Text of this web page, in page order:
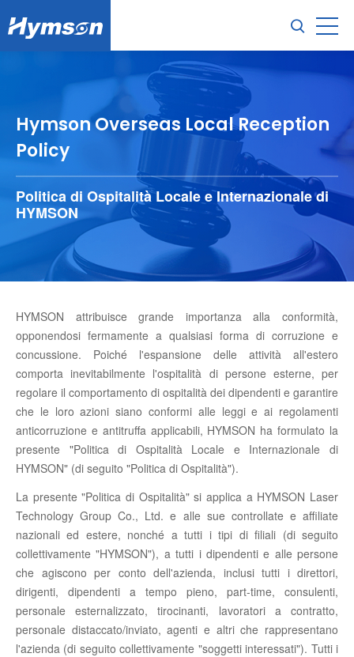
Hymson Overseas Local Reception
Policy
Politica di Ospitalità Locale e Internazionale di
HYMSON
HYMSON attribuisce grande importanza alla conformità,
opponendosi fermamente a qualsiasi forma di corruzione e
concussione. Poiché l'espansione delle attività all'estero
comporta inevitabilmente l'ospitalità di persone esterne, per
regolare il comportamento di ospitalità dei dipendenti e garantire
che le loro azioni siano conformi alle leggi e ai regolamenti
anticorruzione e antitruffa applicabili, HYMSON ha formulato la
presente "Politica di Ospitalità Locale e Internazionale di
HYMSON" (di seguito "Politica di Ospitalità").
La presente "Politica di Ospitalità" si applica a HYMSON Laser
Technology Group Co., Ltd. e alle sue controllate e affiliate
nazionali ed estere, nonché a tutti i tipi di filiali (di seguito
collettivamente "HYMSON"), a tutti i dipendenti e alle persone
che agiscono per conto dell'azienda, inclusi tutti i direttori,
dirigenti, dipendenti a tempo pieno, part-time, consulenti,
personale esternalizzato, tirocinanti, lavoratori a contratto,
personale distaccato/inviato, agenti e altri che rappresentano
l'azienda (di seguito collettivamente "soggetti interessati"). Tutti i